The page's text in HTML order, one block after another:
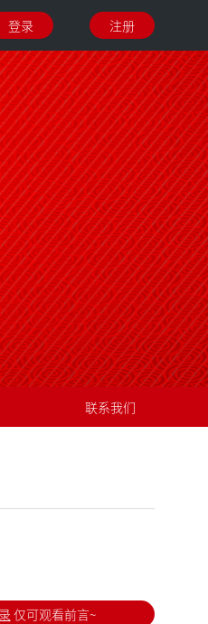
注册
登录
联系我们
仅可观看前言~